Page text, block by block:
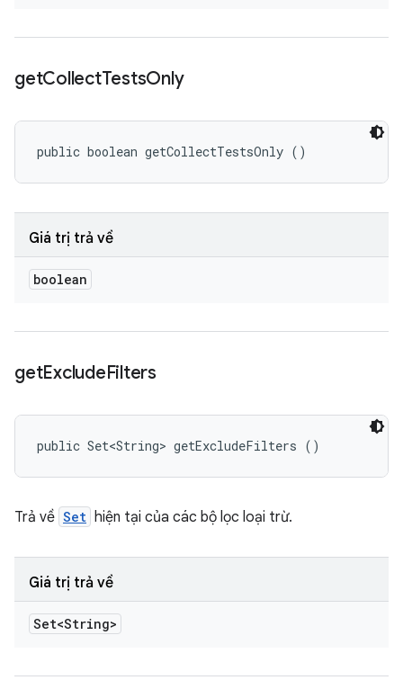
getCollectTestsOnly
public boolean getCollectTestsOnly ()
Giá trị trả về
boolean
getExcludeFilters
public Set<String> getExcludeFilters ()
Trả về Set hiện tại của các bộ lọc loại trừ.
Giá trị trả về
Set<String>